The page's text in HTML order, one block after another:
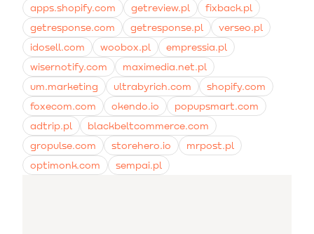
apps.shopify.com
getreview.pl
fixback.pl
getresponse.com
getresponse.pl
verseo.pl
idosell.com
woobox.pl
empressia.pl
wisernotify.com
maximedia.net.pl
um.marketing
ultrabyrich.com
shopify.com
foxecom.com
okendo.io
popupsmart.com
adtrip.pl
blackbeltcommerce.com
gropulse.com
storehero.io
mrpost.pl
optimonk.com
sempai.pl